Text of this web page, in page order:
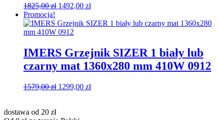
1825,00zł Pierwotna
wynosiła:
1825,00 zł.
1492,00 złAktualna
wynosi:
Promocja!
IMERS Grzejnik SIZER 1 biały lub
czarny mat 1360x280 mm 410W 0912
1579,00zł Pierwotna
1299,00 złAktualna
dostawa od 20 zł